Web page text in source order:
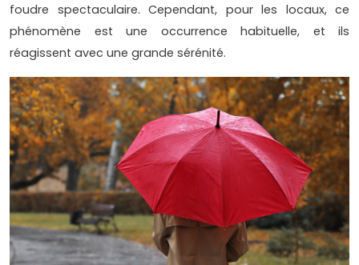
foudre spectaculaire. Cependant, pour les locaux, ce
phénomène est une occurrence habituelle, et ils
réagissent avec une grande sérénité.